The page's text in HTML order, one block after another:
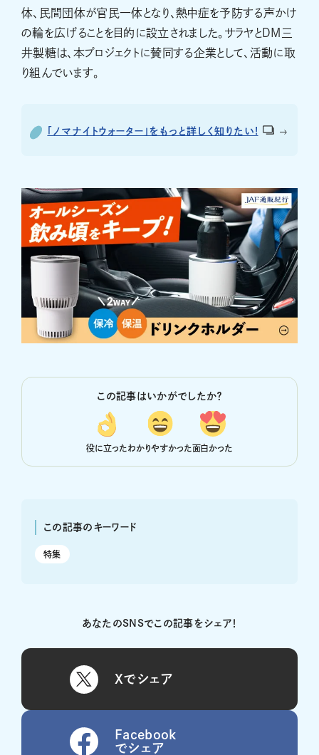
体、民間団体が官民一体となり、熱中症を予防する声かけ
の輪を広げることを目的に設立されました。サラヤとDM三
井製糖は、本プロジェクトに賛同する企業として、活動に取
り組んでいます。
「ノマナイトウォーター」をもっと詳しく知りたい!
この記事はいかがでしたか？
役に立ったわかりやすかった面白かった
この記事のキーワード
特集
あなたのSNSでこの記事をシェア！
Xでシェア
Facebook
でシェア